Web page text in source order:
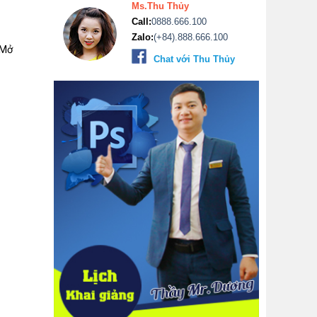
Ms.Thu Thủy
Call:0888.666.100
Zalo:(+84).888.666.100
Chat với Thu Thủy